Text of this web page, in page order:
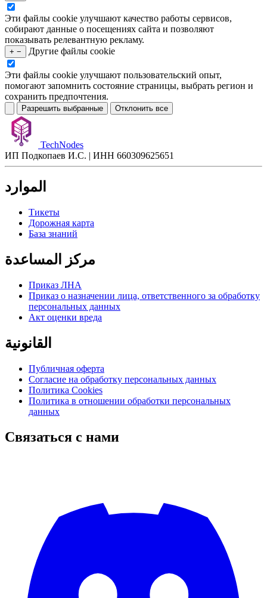
Эти файлы cookie улучшают качество работы сервисов,
собирают данные о посещениях сайта и позволяют
показывать релевантную рекламу.
+ − Другие файлы cookie
Эти файлы cookie улучшают пользовательский опыт,
помогают запомнить состояние страницы, выбрать регион и
сохранить предпочтения.
Разрешить выбранные Отклонить все
TechNodes
ИП Подкопаев И.С. | ИНН 660309625651
الموارد
Тикеты
Дорожная карта
База знаний
مركز المساعدة
Приказ ЛНА
Приказ о назначении лица, ответственного за обработку
персональных данных
Акт оценки вреда
القانونية
Публичная оферта
Согласие на обработку персональных данных
Политика Cookies
Политика в отношении обработки персональных
данных
Связаться с нами